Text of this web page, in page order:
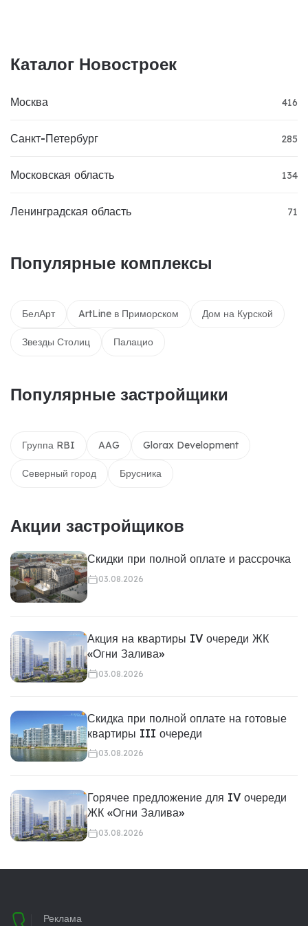
Каталог Новостроек
Москва 416
Санкт-Петербург 285
Московская область 134
Ленинградская область 71
Популярные комплексы
БелАрт ArtLine в Приморском Дом на Курской
Звезды Столиц Палацио
Популярные застройщики
Группа RBI AAG Glorax Development
Северный город Брусника
Акции застройщиков
Скидки при полной оплате и рассрочка
03.08.2026
Акция на квартиры IV очереди ЖК
«Огни Залива»
03.08.2026
Скидка при полной оплате на готовые
квартиры III очереди
03.08.2026
Горячее предложение для IV очереди
ЖК «Огни Залива»
03.08.2026
Реклама